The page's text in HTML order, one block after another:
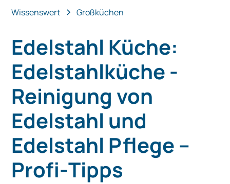
Wissenswert
Großküchen
Edelstahl Küche:
Edelstahlküche -
Reinigung von
Edelstahl und
Edelstahl Pflege –
Profi‑Tipps